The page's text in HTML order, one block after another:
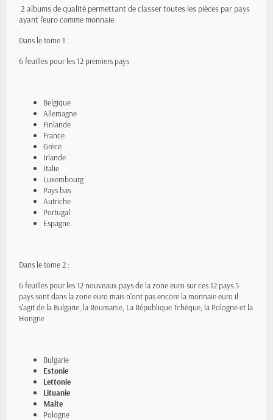
2 albums de qualité permettant de classer toutes les pièces par pays
ayant l'euro comme monnaie
Dans le tome 1 :
6 feuilles pour les 12 premiers pays
Belgique
Allemagne
Finlande
France
Grèce
Irlande
Italie
Luxembourg
Pays bas
Autriche
Portugal
Espagne.
Dans le tome 2 :
6 feuilles pour les 12 nouveaux pays de la zone euro sur ces 12 pays 5
pays sont dans la zone euro mais n'ont pas encore la monnaie euro il
s'agit de la Bulgarie, la Roumanie, La République Tchèque, la Pologne et la
Hongrie
Bulgarie
Estonie
Lettonie
Lituanie
Malte
Pologne